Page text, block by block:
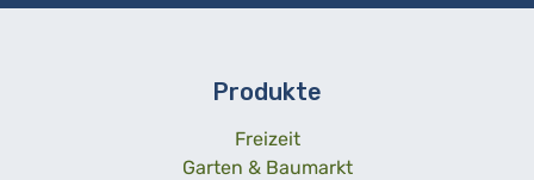
Produkte
Freizeit
Garten & Baumarkt